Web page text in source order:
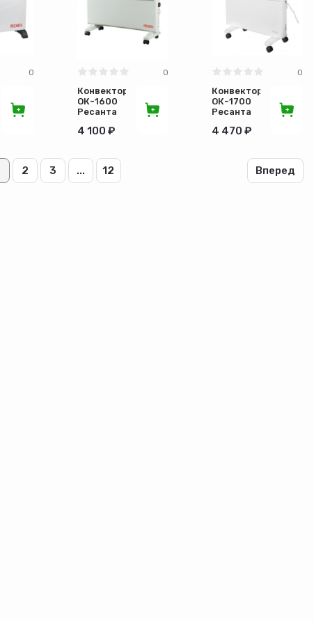
0 0
Конвектор
ОК-1600
Ресанта
4 100 ₽
0
Конвектор
ОК-1700
Ресанта
4 470 ₽
2 3 ... 12 Вперед